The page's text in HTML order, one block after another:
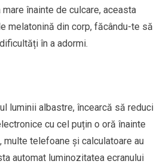
înainte de culcare, aceasta
melatonină din corp, făcându-te să
în a adormi.
luminii albastre, încearcă să reduci
cu cel puțin o oră înainte
multe telefoane și calculatoare au
automat luminozitatea ecranului